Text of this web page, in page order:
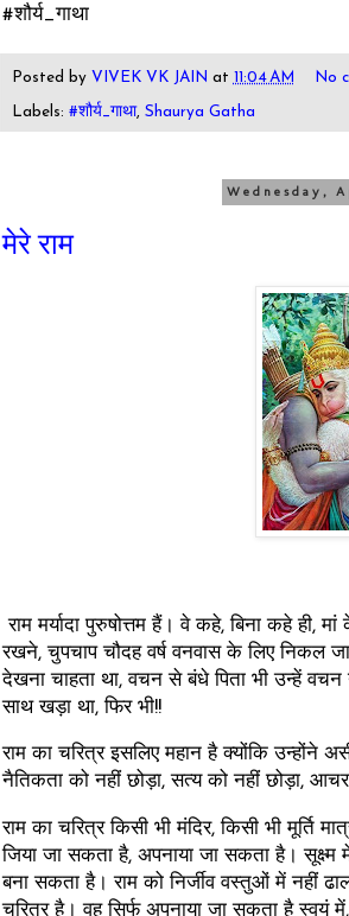
#शौर्य_गाथा
Posted by VIVEK VK JAIN at 11:04 AM No
Labels: #शौर्य_गाथा, Shaurya Gatha
Wednesday,
मेरे राम
राम मर्यादा पुरुषोत्तम हैं। वे कहे, बिना कहे
रखने, चुपचाप चौदह वर्ष वनवास के लिए निकल
देखना चाहता था, वचन से बंधे पिता भी उन्हें
साथ खड़ा था, फिर भी!!
राम का चरित्र इसलिए महान है क्योंकि उन्होंने
नैतिकता को नहीं छोड़ा, सत्य को नहीं छोड़ा,
राम का चरित्र किसी भी मंदिर, किसी भी मूर्ति
जिया जा सकता है, अपनाया जा सकता है। सूक्ष्म
बना सकता है। राम को निर्जीव वस्तुओं में नहीं
चरित्र है। वह सिर्फ अपनाया जा सकता है स्वयं में,